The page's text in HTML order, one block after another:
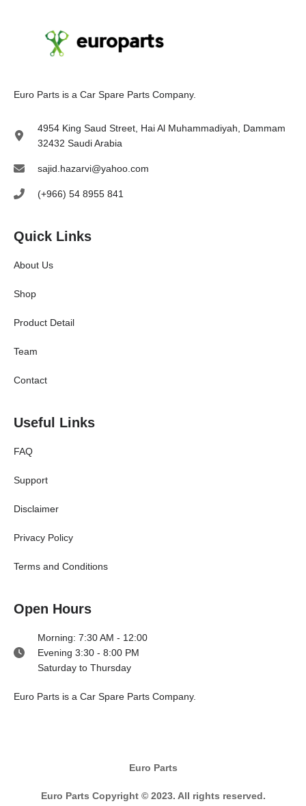
Euro Parts is a Car Spare Parts Company.
4954 King Saud Street, Hai Al Muhammadiyah, Dammam
32432 Saudi Arabia
sajid.hazarvi@yahoo.com
(+966) 54 8955 841
Quick Links
About Us
Shop
Product Detail
Team
Contact
Useful Links
FAQ
Support
Disclaimer
Privacy Policy
Terms and Conditions
Open Hours
Morning: 7:30 AM - 12:00
Evening 3:30 - 8:00 PM
Saturday to Thursday
Euro Parts is a Car Spare Parts Company.
Euro Parts
Euro Parts Copyright © 2023. All rights reserved.